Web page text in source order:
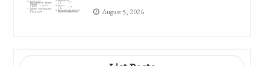
August 5, 2026